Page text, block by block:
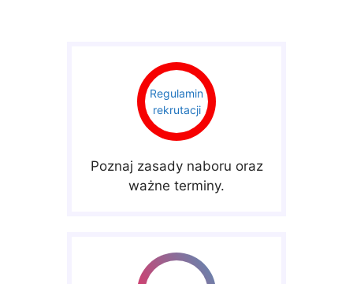
Regulamin
rekrutacji
Poznaj zasady naboru oraz
ważne terminy.